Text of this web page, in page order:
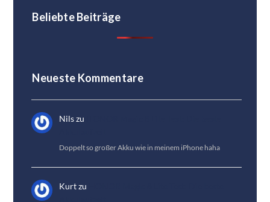
Beliebte Beiträge
Neueste Kommentare
Nilszu
Doppelt so großer Akku wie in meinem iPhone haha
Kurtzu